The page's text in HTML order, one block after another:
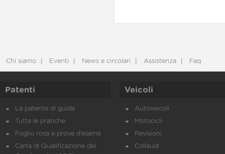
Chi siamo Eventi News e circolari Assistenza Faq
Patenti
La patente di guida
Tutte le pratiche
Foglio rosa e prove d’esame
Carta di Qualificazione del
Veicoli
Autoveicoli
Motocicli
Revisioni
Collaudi